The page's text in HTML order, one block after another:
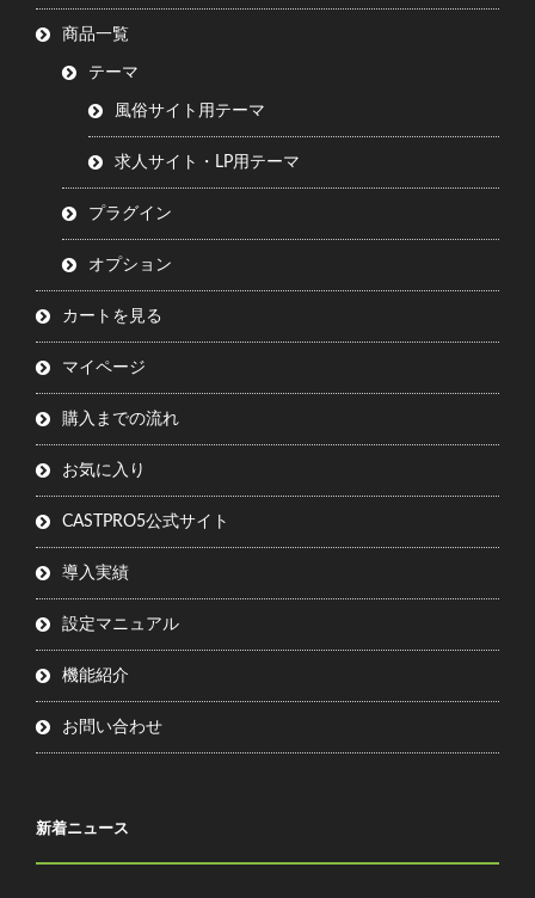
商品一覧
テーマ
風俗サイト用テーマ
求人サイト・LP用テーマ
プラグイン
オプション
カートを見る
マイページ
購入までの流れ
お気に入り
CASTPRO5公式サイト
導入実績
設定マニュアル
機能紹介
お問い合わせ
新着ニュース